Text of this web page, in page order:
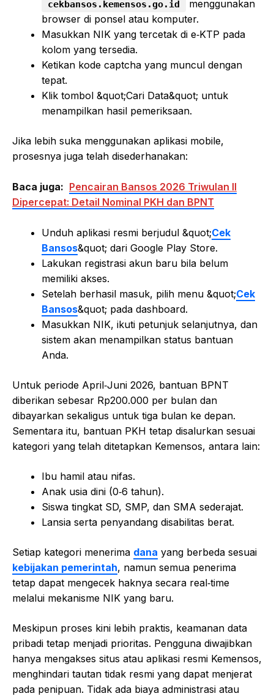
cekbansos.kemensos.go.id
menggunakan
browser di ponsel atau komputer.
Masukkan NIK yang tercetak di e‑KTP pada
kolom yang tersedia.
Ketikan kode captcha yang muncul dengan
tepat.
Klik tombol &quot;Cari Data&quot; untuk
menampilkan hasil pemeriksaan.
Jika lebih suka menggunakan aplikasi mobile,
prosesnya juga telah disederhanakan:
Baca juga: Pencairan Bansos 2026 Triwulan II
Dipercepat: Detail Nominal PKH dan BPNT
Unduh aplikasi resmi berjudul &quot;Cek
Bansos&quot; dari Google Play Store.
Lakukan registrasi akun baru bila belum
memiliki akses.
Setelah berhasil masuk, pilih menu &quot;Cek
Bansos&quot; pada dashboard.
Masukkan NIK, ikuti petunjuk selanjutnya, dan
sistem akan menampilkan status bantuan
Anda.
Untuk periode April‑Juni 2026, bantuan BPNT
diberikan sebesar Rp200.000 per bulan dan
dibayarkan sekaligus untuk tiga bulan ke depan.
Sementara itu, bantuan PKH tetap disalurkan sesuai
kategori yang telah ditetapkan Kemensos, antara lain:
Ibu hamil atau nifas.
Anak usia dini (0‑6 tahun).
Siswa tingkat SD, SMP, dan SMA sederajat.
Lansia serta penyandang disabilitas berat.
Setiap kategori menerima dana yang berbeda sesuai
kebijakan pemerintah, namun semua penerima
tetap dapat mengecek haknya secara real‑time
melalui mekanisme NIK yang baru.
Meskipun proses kini lebih praktis, keamanan data
pribadi tetap menjadi prioritas. Pengguna diwajibkan
hanya mengakses situs atau aplikasi resmi Kemensos,
menghindari tautan tidak resmi yang dapat menjerat
pada penipuan. Tidak ada biaya administrasi atau